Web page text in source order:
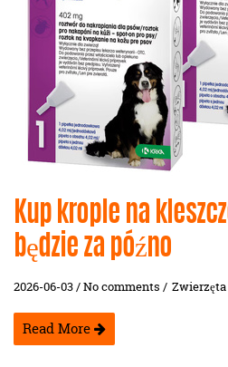
Kup krople na
będzie za późno
2026-06-03 / No comments / Zwierzęta
Read More